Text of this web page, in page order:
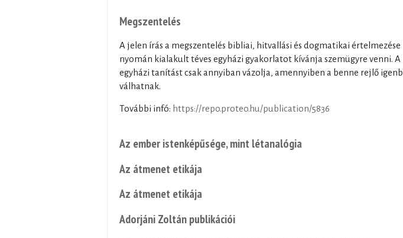
Megszentelés
A jelen írás a megszentelés bibliai, hitvallási és dogmatikai
nyomán kialakult téves egyházi gyakorlatot kívánja szemügyre venni. A
egyházi tanítást csak annyiban vázolja, amennyiben a benne rejlő
válhatnak.
További infó: https://repo.proteo.hu/publication/5836
Az ember istenképűsége, mint létanalógia
Az átmenet etikája
Az átmenet etikája
Adorjáni Zoltán publikációi